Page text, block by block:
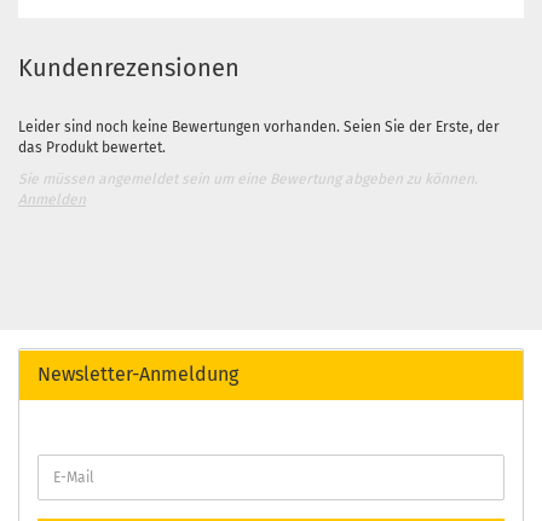
Kundenrezensionen
Leider sind noch keine Bewertungen vorhanden. Seien Sie der Erste, der
das Produkt bewertet.
Sie müssen angemeldet sein um eine Bewertung abgeben zu können.
Anmelden
Newsletter-Anmeldung